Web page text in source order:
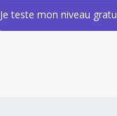
Je teste mon niveau